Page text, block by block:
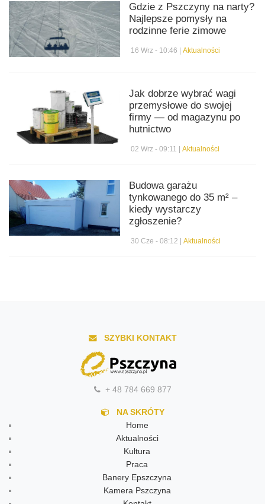
Gdzie z Pszczyny na narty?
Najlepsze pomysły na
rodzinne ferie zimowe
16 Wrz - 10:46 |Aktualności
Jak dobrze wybrać wagi
przemysłowe do swojej
firmy — od magazynu po
hutnictwo
02 Wrz - 09:11 |Aktualności
Budowa garażu
tynkowanego do 35 m² –
kiedy wystarczy
zgłoszenie?
30 Cze - 08:12 |Aktualności
SZYBKI KONTAKT
+ 48 784 669 877
NA SKRÓTY
Home
Aktualności
Kultura
Praca
Banery Epszczyna
Kamera Pszczyna